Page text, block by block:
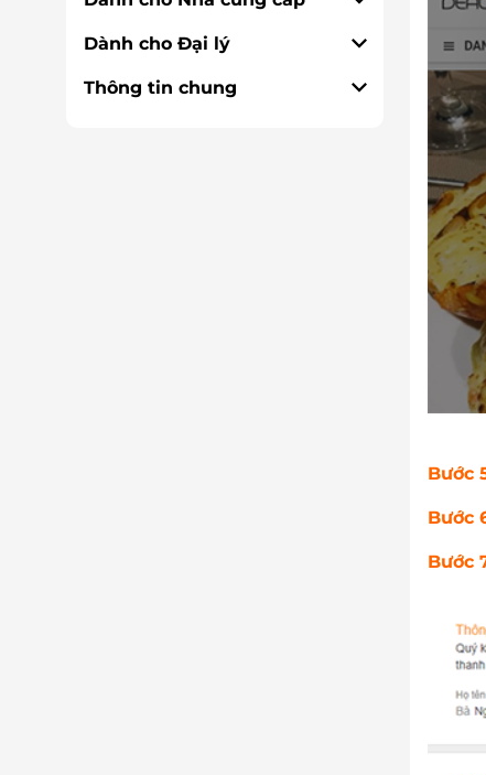
Dành cho Đại lý
Thông tin chung
Bước
Bước
Bước